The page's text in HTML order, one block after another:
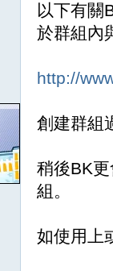
以下有關
於群組內
http://
創建群組
稍後BK
組。
如使用上